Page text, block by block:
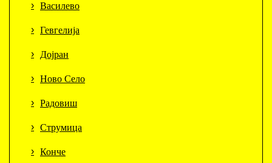
Василево
Гевгелија
Дојран
Ново Село
Радовиш
Струмица
Конче